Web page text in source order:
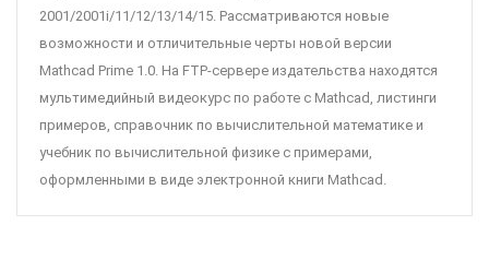
2001/2001i/11/12/13/14/15. Рассматриваются новые
возможности и отличительные черты новой версии
Mathcad Prime 1.0. На FTP-сервере издательства находятся
мультимедийный видеокурс по работе с Mathcad, листинги
примеров, справочник по вычислительной математике и
учебник по вычислительной физике с примерами,
оформленными в виде электронной книги Mathcad.